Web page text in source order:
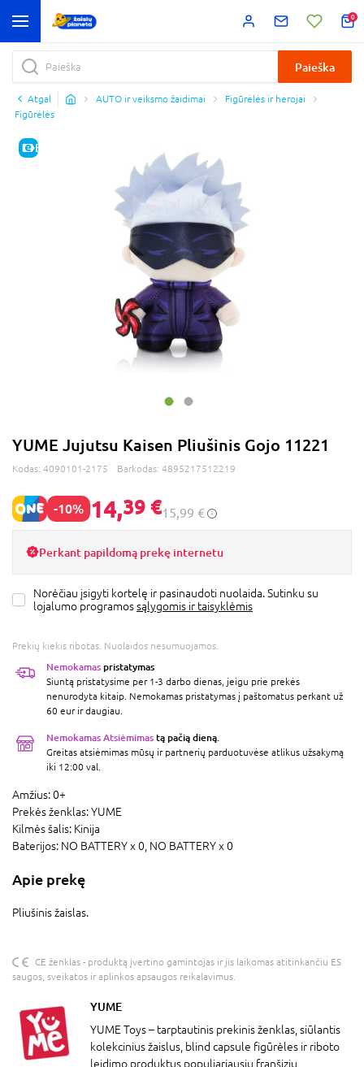
0
Paieška
Atgal AUTO ir veiksmo žaidimai
Figūrėlės ir herojai
Figūrėlės
E-KAINA
YUME Jujutsu Kaisen Pliušinis Gojo 11221
Kodas: 4090101-2175 Barkodas: 4895217512219
-10% 14,39 €15,99 €
Perkant papildomą prekę internetu
Norėčiau įsigyti kortelę ir pasinaudoti nuolaida. Sutinku su
lojalumo programossąlygomis ir taisyklėmis
Prekių kiekis ribotas. Nuolaidos nesumuojamos.
Nemokamas pristatymas
Siuntą pristatysime per 1-3 darbo dienas, jeigu prie prekės
nenurodyta kitaip. Nemokamas pristatymas į paštomatus perkant už
60 eur ir daugiau.
Nemokamas Atsiėmimas tą pačią dieną.
Greitas atsiėmimas mūsų ir partnerių parduotuvėse atlikus užsakymą
iki 12:00 val.
Amžius:0+
Prekės ženklas:YUME
Kilmės šalis: Kinija
Baterijos: NO BATTERY x 0, NO BATTERY x 0
Apie prekę
Pliušinis žaislas.
CE ženklas - produktą įvertino gamintojas ir jis laikomas atitinkančiu ES
saugos, sveikatos ir aplinkos apsaugos reikalavimus.
YUME
YUME Toys – tarptautinis prekinis ženklas, siūlantis
kolekcinius žaislus, blind capsule figūrėles ir riboto
leidimo produktus populiariausių franšizių